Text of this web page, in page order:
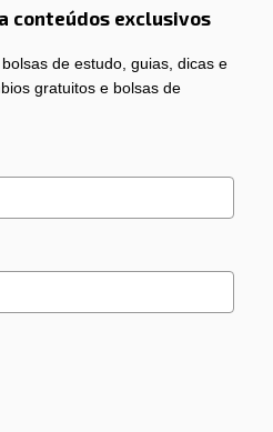
conteúdos exclusivos
de estudo, guias, dicas e
gratuitos e bolsas de